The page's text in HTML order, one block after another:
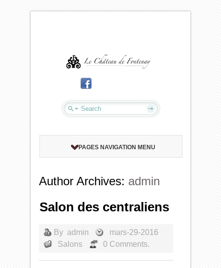
PAGES NAVIGATION MENU
Author Archives: admin
Salon des centraliens
By admin
mars-29-2016
Salons
0 Comments.